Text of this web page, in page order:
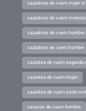
cazadoras de cuero mujer
cazadoras de cuero moteras
cazadoras de cuero
cazadoras de cuero hombre
cazadora de cuero segunda
cazadora de cuero mujer
cazadora de cuero estilo
casacas de cuero hombre